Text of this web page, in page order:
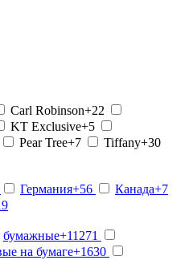
Carl Robinson+22
KT Exclusive+5
Pear Tree+7 Tiffany+30
Германия+56 Канада+7
бумажные+11271
на бумаге+1630